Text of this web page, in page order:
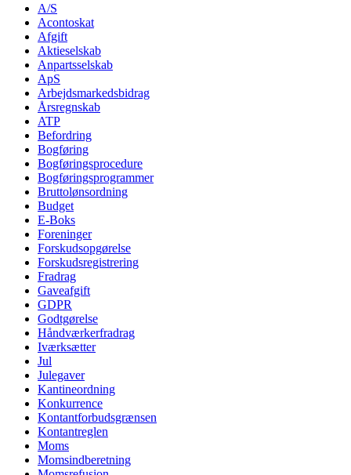
A/S
Acontoskat
Afgift
Aktieselskab
Anpartsselskab
ApS
Arbejdsmarkedsbidrag
Årsregnskab
ATP
Befordring
Bogføring
Bogføringsprocedure
Bogføringsprogrammer
Bruttolønsordning
Budget
E-Boks
Foreninger
Forskudsopgørelse
Forskudsregistrering
Fradrag
Gaveafgift
GDPR
Godtgørelse
Håndværkerfradrag
Iværksætter
Jul
Julegaver
Kantineordning
Konkurrence
Kontantforbudsgrænsen
Kontantreglen
Moms
Momsindberetning